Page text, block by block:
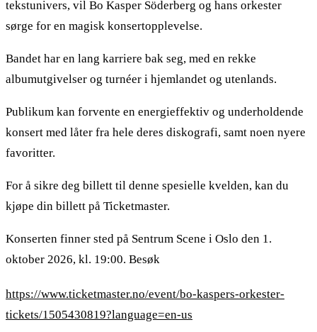
tekstunivers, vil Bo Kasper Söderberg og hans orkester
sørge for en magisk konsertopplevelse.
Bandet har en lang karriere bak seg, med en rekke
albumutgivelser og turnéer i hjemlandet og utenlands.
Publikum kan forvente en energieffektiv og underholdende
konsert med låter fra hele deres diskografi, samt noen nyere
favoritter.
For å sikre deg billett til denne spesielle kvelden, kan du
kjøpe din billett på Ticketmaster.
Konserten finner sted på Sentrum Scene i Oslo den 1.
oktober 2026, kl. 19:00. Besøk
https://www.ticketmaster.no/event/bo-kaspers-orkester-
tickets/1505430819?language=en-us